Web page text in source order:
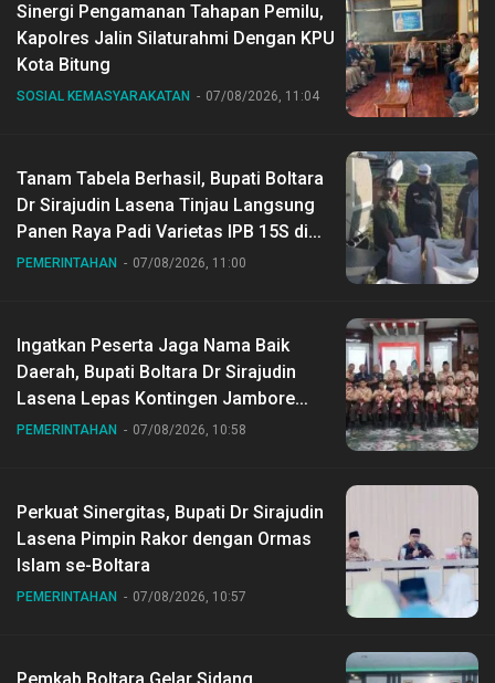
Sinergi Pengamanan Tahapan Pemilu,
Kapolres Jalin Silaturahmi Dengan KPU
Kota Bitung
SOSIAL KEMASYARAKATAN 07/08/2026, 11:04
Tanam Tabela Berhasil, Bupati Boltara
Dr Sirajudin Lasena Tinjau Langsung
Panen Raya Padi Varietas IPB 15S di
Desa Gihang
PEMERINTAHAN 07/08/2026, 11:00
Ingatkan Peserta Jaga Nama Baik
Daerah, Bupati Boltara Dr Sirajudin
Lasena Lepas Kontingen Jambore
Nasional ke XII di Buperta Cibubur
PEMERINTAHAN 07/08/2026, 10:58
Perkuat Sinergitas, Bupati Dr Sirajudin
Lasena Pimpin Rakor dengan Ormas
Islam se-Boltara
PEMERINTAHAN 07/08/2026, 10:57